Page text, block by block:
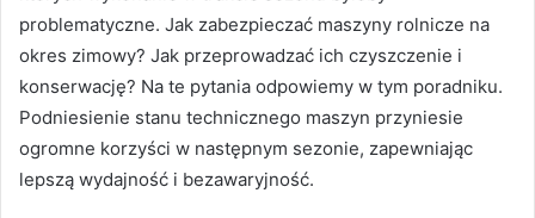
problematyczne. Jak zabezpieczać maszyny rolnicze na
okres zimowy? Jak przeprowadzać ich czyszczenie i
konserwację? Na te pytania odpowiemy w tym poradniku.
Podniesienie stanu technicznego maszyn przyniesie
ogromne korzyści w następnym sezonie, zapewniając
lepszą wydajność i bezawaryjność.